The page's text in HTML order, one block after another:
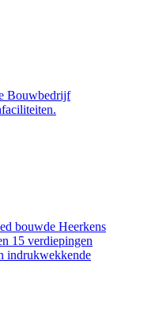
Bouwbedrijf
bouwde Heerkens
15 verdiepingen
indrukwekkende